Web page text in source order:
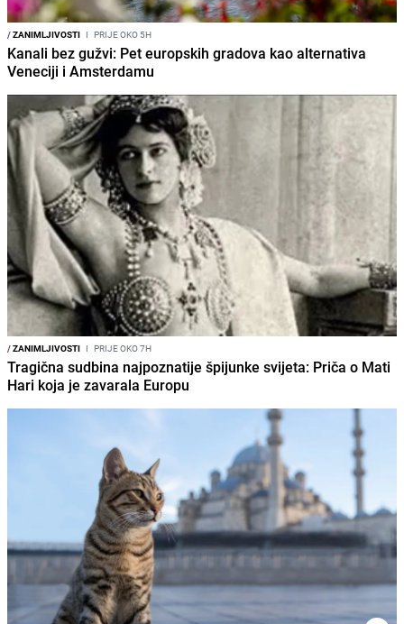
/ZANIMLJIVOSTI I PRIJE OKO 5H
Kanali bez gužvi: Pet europskih gradova kao alternativa
Veneciji i Amsterdamu
/ZANIMLJIVOSTI I PRIJE OKO 7H
Tragična sudbina najpoznatije špijunke svijeta: Priča o Mati
Hari koja je zavarala Europu